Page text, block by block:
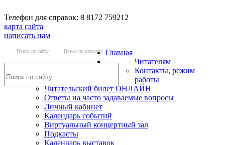
Телефон для справок: 8 8172 759212
карта сайта
написать нам
Поиск по сайту Поиск по каталогу Главная
Читателям
Контакты, режим
работы
Читательский билет ОНЛАЙН
Ответы на часто задаваемые вопросы
Личный кабинет
Календарь событий
Виртуальный концертный зал
Подкасты
Календарь выставок